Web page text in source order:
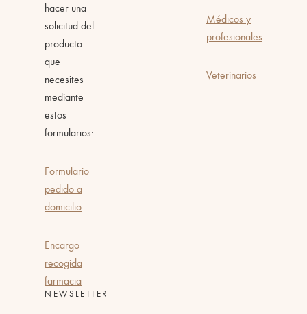
hacer una
solicitud del
producto
que
necesites
mediante
estos
formularios:
Formulario
pedido a
domicilio
Encargo
recogida
farmacia
Médicos y
profesionales
Veterinarios
NEWSLETTER